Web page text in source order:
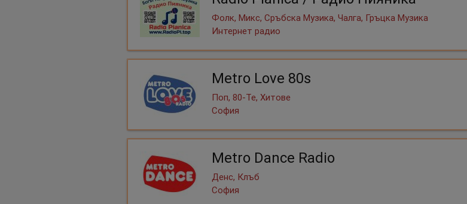
Фолк, Микс, Сръбска Музика, Чалга, Гръцка Музика
Интернет радио
Metro Love 80s
Поп, 80-Те, Хитове
София
Metro Dance Radio
Денс, Клъб
София